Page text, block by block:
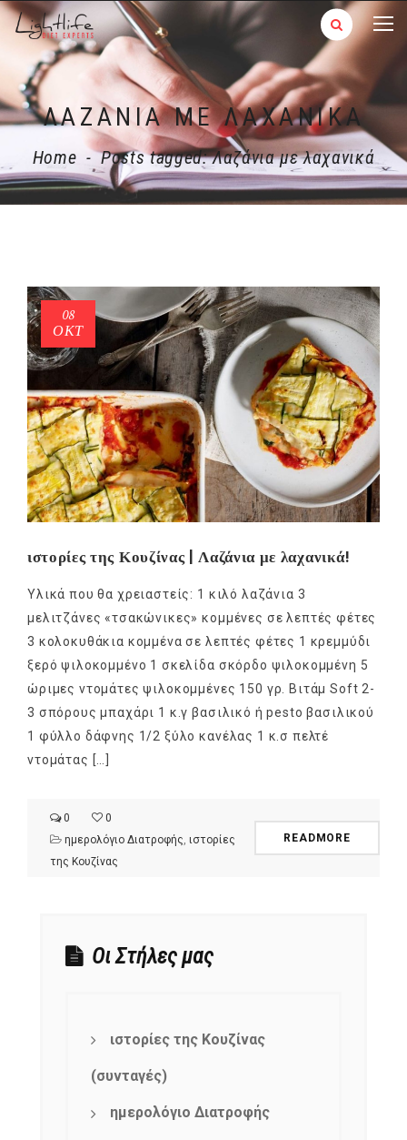
ΛΑΖΆΝΙΑ ΜΕ ΛΑΧΑΝΙΚΆ
Home - Posts tagged: Λαζάνια με λαχανικά
08
ΟΚΤ
ιστορίες της Κουζίνας | Λαζάνια με λαχανικά!
Υλικά που θα χρειαστείς: 1 κιλό λαζάνια 3
μελιτζάνες «τσακώνικες» κομμένες σε λεπτές φέτες
3 κολοκυθάκια κομμένα σε λεπτές φέτες 1 κρεμμύδι
ξερό ψιλοκομμένο 1 σκελίδα σκόρδο ψιλοκομμένη 5
ώριμες ντομάτες ψιλοκομμένες 150 γρ. Βιτάμ Soft 2-
3 σπόρους μπαχάρι 1 κ.γ βασιλικό ή pesto βασιλικού
1 φύλλο δάφνης 1/2 ξύλο κανέλας 1 κ.σ πελτέ
ντομάτας […]
0
0
ημερολόγιο Διατροφής ιστορίες
της Κουζίνας
READMORE
Οι Στήλες μας
ιστορίες της Κουζίνας
(συνταγές)
ημερολόγιο Διατροφής